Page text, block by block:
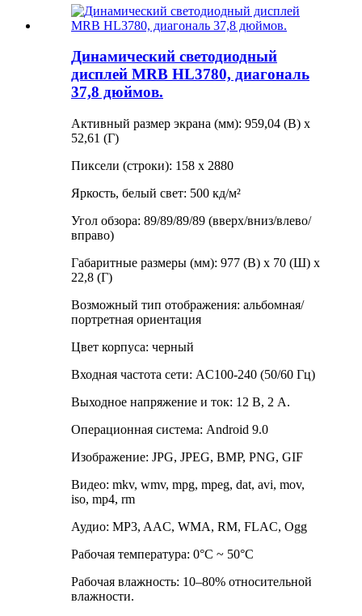
Динамический светодиодный
дисплей MRB HL3780, диагональ
37,8 дюймов.
Активный размер экрана (мм): 959,04 (В) x
52,61 (Г)
Пиксели (строки): 158 x 2880
Яркость, белый свет: 500 кд/м²
Угол обзора: 89/89/89/89 (вверх/вниз/влево/
вправо)
Габаритные размеры (мм): 977 (В) x 70 (Ш) x
22,8 (Г)
Возможный тип отображения: альбомная/
портретная ориентация
Цвет корпуса: черный
Входная частота сети: AC100-240 (50/60 Гц)
Выходное напряжение и ток: 12 В, 2 А.
Операционная система: Android 9.0
Изображение: JPG, JPEG, BMP, PNG, GIF
Видео: mkv, wmv, mpg, mpeg, dat, avi, mov,
iso, mp4, rm
Аудио: MP3, AAC, WMA, RM, FLAC, Ogg
Рабочая температура: 0°C ~ 50°C
Рабочая влажность: 10–80% относительной
влажности.